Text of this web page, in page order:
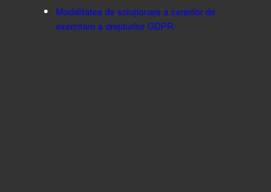
Modalitatea de soluționare a cererilor de
exercitare a drepturilor GDPR